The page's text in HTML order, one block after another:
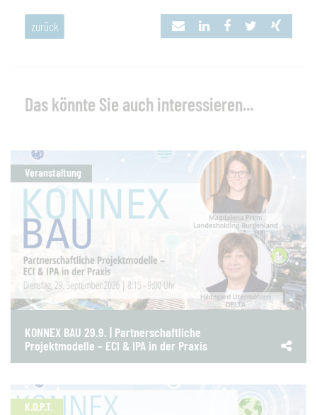
zurück
Das könnte Sie auch interessieren...
Veranstaltung
KONNEX BAU 29.9. | Partnerschaftliche
Projektmodelle – ECI & IPA in der Praxis
K.O.P.T.